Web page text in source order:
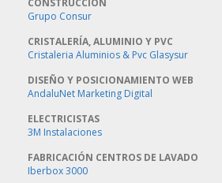
CONSTRUCCIÓN
Grupo Consur
CRISTALERÍA, ALUMINIO Y PVC
Cristaleria Aluminios & Pvc Glasysur
DISEÑO Y POSICIONAMIENTO WEB
AndaluNet Marketing Digital
ELECTRICISTAS
3M Instalaciones
FABRICACIÓN CENTROS DE LAVADO
Iberbox 3000